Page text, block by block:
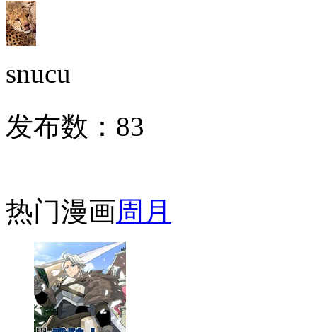
snucu
发布数： 83
热门漫画周 月